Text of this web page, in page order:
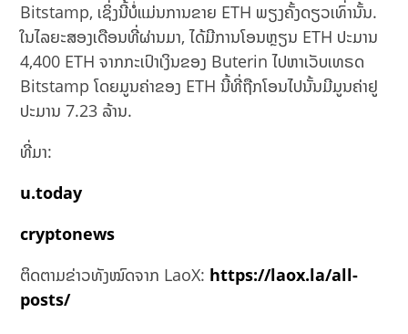
Bitstamp, ເຊິ່ງນີ້ບໍ່ແມ່ນການຂາຍ ETH ພຽງຄັ້ງດຽວເທົ່ານັ້ນ.
ໃນໄລຍະສອງເດືອນທີ່ຜ່ານມາ, ໄດ້ມີການໂອນຫຼຽນ ETH ປະມານ
4,400 ETH ຈາກກະເປົາເງິນຂອງ Buterin ໄປຫາເວັບເທຣດ
Bitstamp ໂດຍມູນຄ່າຂອງ ETH ນີ້ທີ່ຖືກໂອນໄປນັ້ນມີມູນຄ່າຢູ
ປະມານ 7.23 ລ້ານ.
ທີ່ມາ:
u.today
cryptonews
ຕິດຕາມຂ່າວທັງໝົດຈາກ LaoX: https://laox.la/all-
posts/